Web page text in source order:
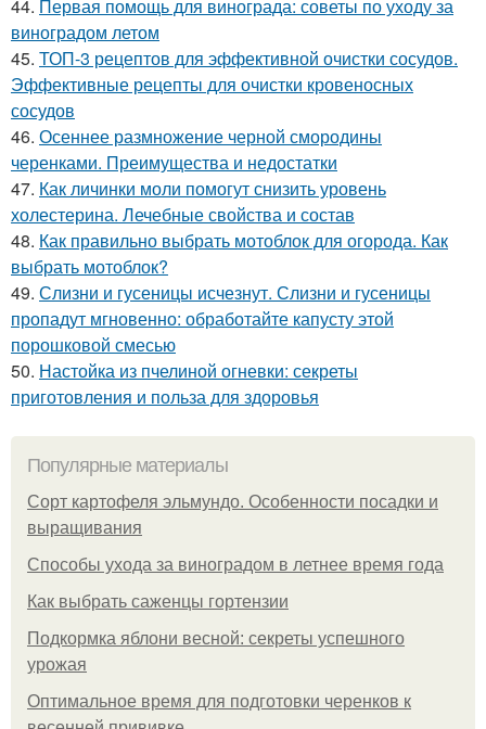
44. Первая помощь для винограда: советы по уходу за
виноградом летом
45. ТОП-3 рецептов для эффективной очистки сосудов.
Эффективные рецепты для очистки кровеносных
сосудов
46. Осеннее размножение черной смородины
черенками. Преимущества и недостатки
47. Как личинки моли помогут снизить уровень
холестерина. Лечебные свойства и состав
48. Как правильно выбрать мотоблок для огорода. Как
выбрать мотоблок?
49. Слизни и гусеницы исчезнут. Слизни и гусеницы
пропадут мгновенно: обработайте капусту этой
порошковой смесью
50. Настойка из пчелиной огневки: секреты
приготовления и польза для здоровья
Популярные материалы
Сорт картофеля эльмундо. Особенности посадки и
выращивания
Способы ухода за виноградом в летнее время года
Как выбрать саженцы гортензии
Подкормка яблони весной: секреты успешного
урожая
Оптимальное время для подготовки черенков к